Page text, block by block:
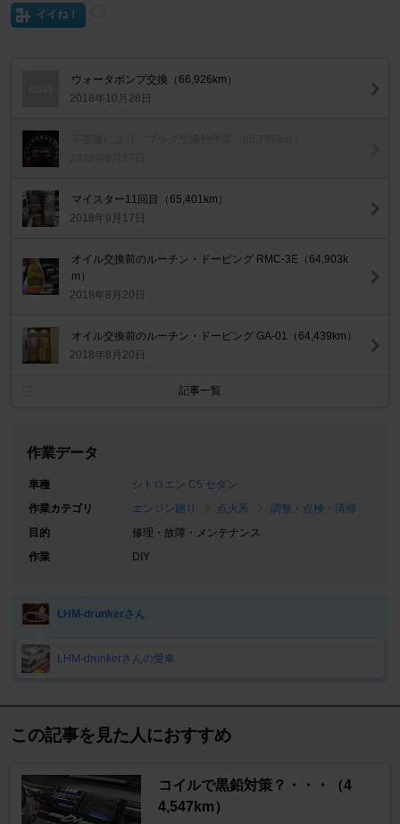
イイね！
ウォータポンプ交換（66,926km）
2018年10月28日
マイスター11回目（65,401km）
2018年9月17日
オイル交換前のルーチン・ドーピング RMC-3E（64,903k
m）
2018年8月20日
オイル交換前のルーチン・ドーピング GA-01（64,439km）
2018年8月20日
記事一覧
作業データ
車種
シトロエン C5 セダン
作業カテゴリ
エンジン廻り 点火系
調整・点検・清掃
目的
修理・故障・メンテナンス
作業
DIY
LHM-drunkerさん
LHM-drunkerさんの愛車
この記事を見た人におすすめ
コイルで黒鉛対策？・・・（4
4,547km）